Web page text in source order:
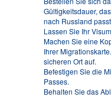
Gültigkeitsdauer,
nach Russland
Lassen Sie Ihr
Machen Sie eine
Ihrer
sicheren Ort auf.
Befestigen Sie die
Passes.
Behalten Sie das